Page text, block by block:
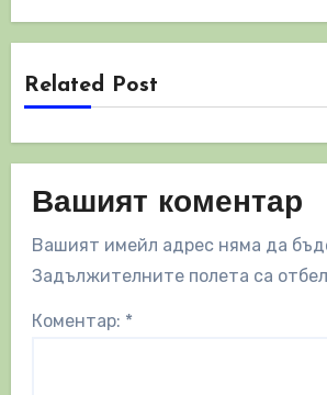
Related Post
Вашият коментар
Вашият имейл адрес няма да
Задължителните полета са
Коментар: *